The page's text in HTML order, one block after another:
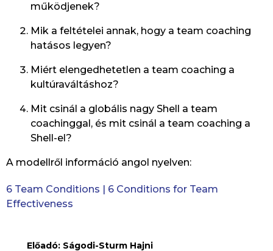
működjenek?
Mik a feltételei annak, hogy a team coaching
hatásos legyen?
Miért elengedhetetlen a team coaching a
kultúraváltáshoz?
Mit csinál a globális nagy Shell a team
coachinggal, és mit csinál a team coaching a
Shell-el?
A modellről információ angol nyelven:
6 Team Conditions | 6 Conditions for Team
Effectiveness
Előadó: Ságodi-Sturm Hajni